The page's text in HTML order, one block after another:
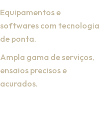
Equipamentos e
softwares com tecnologia
de ponta.
Ampla gama de serviços,
ensaios precisos e
acurados.